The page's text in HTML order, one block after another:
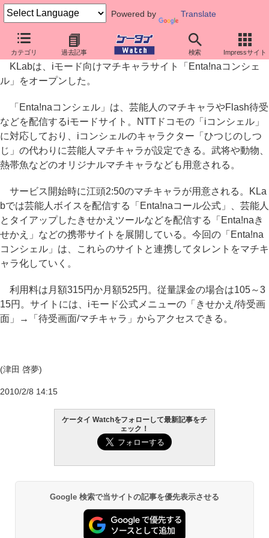
Powered by Translate
カテゴリ 過去記事 検索 Impressサイト
KLab、iコンシェル対応マチキャラサイト「Enta!naコンシェル」
KLabは、iモード向けマチキャラサイト「Enta!naコンシェ
ル」をオープンした。
「Enta!naコンシェル」は、芸能人のマチキャラやFlash待受
などを配信するiモードサイト。NTTドコモの「iコンシェル」
に対応しており、iコンシェルのキャラクター「ひつじのしつ
じ」の代わりに芸能人マチキャラが設定できる。武将や動物、
熱帯魚などのオリジナルマチキャラなども用意される。
サービス開始時に江頭2:50のマチキャラが用意される。KLa
bでは芸能人ボイスを配信する「Enta!naコール公式」、芸能人
とタイアップしたきせかえツールなどを配信する「Enta!naき
せかえ」などの携帯サイトを展開している。今回の「Enta!na
コンシェル」は、これらのサイトと連携してタレントをマチキ
ャラ化していく。
利用料は月額315円か月額525円。従量課金の場合は105～3
15円。サイトには、iモード公式メニューの「きせかえ/待受画
面」→「待受画面/マチキャラ」からアクセスできる。
(津田 啓夢)
2010/2/8 14:15
ケータイ Watchをフォローして最新記事をチ
ェック！
Google 検索で当サイトの記事を優先表示させる